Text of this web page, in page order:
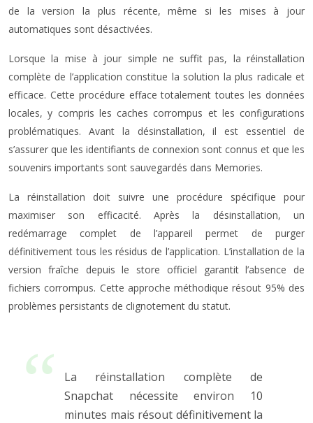
de la version la plus récente, même si les mises à jour
automatiques sont désactivées.
Lorsque la mise à jour simple ne suffit pas, la réinstallation
complète de l’application constitue la solution la plus radicale et
efficace. Cette procédure efface totalement toutes les données
locales, y compris les caches corrompus et les configurations
problématiques. Avant la désinstallation, il est essentiel de
s’assurer que les identifiants de connexion sont connus et que les
souvenirs importants sont sauvegardés dans Memories.
La réinstallation doit suivre une procédure spécifique pour
maximiser son efficacité. Après la désinstallation, un
redémarrage complet de l’appareil permet de purger
définitivement tous les résidus de l’application. L’installation de la
version fraîche depuis le store officiel garantit l’absence de
fichiers corrompus. Cette approche méthodique résout 95% des
problèmes persistants de clignotement du statut.
La réinstallation complète de
Snapchat nécessite environ 10
minutes mais résout définitivement la